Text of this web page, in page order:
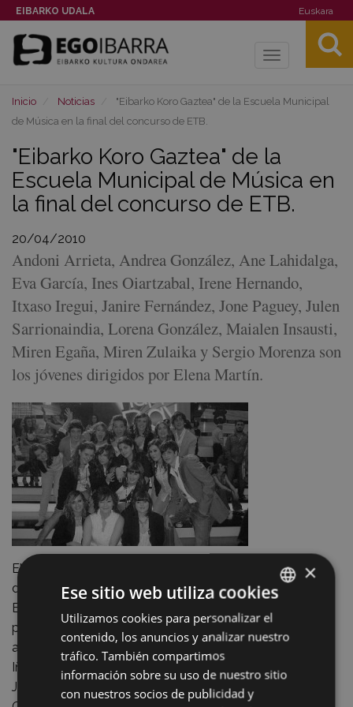
EIBARKO UDALA Euskara
Toggle
Inicio Noticias
"Eibarko Koro Gaztea" de la Escuela Municipal
de Música en la final del concurso de ETB.
"Eibarko Koro Gaztea" de la
Escuela Municipal de Música en
la final del concurso de ETB.
20/04/2010
Andoni Arrieta, Andrea González, Ane Lahidalga,
Eva García, Ines Oiartzabal, Irene Hernando,
Itxaso Iregui, Janire Fernández, Jone Paguey, Julen
Sarrionaindia, Lorena González, Maialen Insausti,
Miren Egaña, Miren Zulaika y Sergio Morenza son
los jóvenes dirigidos por Elena Martín.
El coro juvenil está dirigido por Elena Martín profesora
de música de la Escuela Municipal de Música "Juan
Bautista Gisasola" en la que imparte clases de solfeo,
piano y coro desde el año 2004. Elena Martín comenzó
a estudiar música con 9 años con la profesora Arrate
Iñarrairaegui. También recibió clases de armonía con
Jesús Mari Sagarna. Finalizó su formación musical en el
BASQUE
SPANISH
×
Ese sitio web utiliza cookies
Utilizamos cookies para personalizar el
contenido, los anuncios y analizar nuestro
tráfico. También compartimos
información sobre su uso de nuestro sitio
con nuestros socios de publicidad y